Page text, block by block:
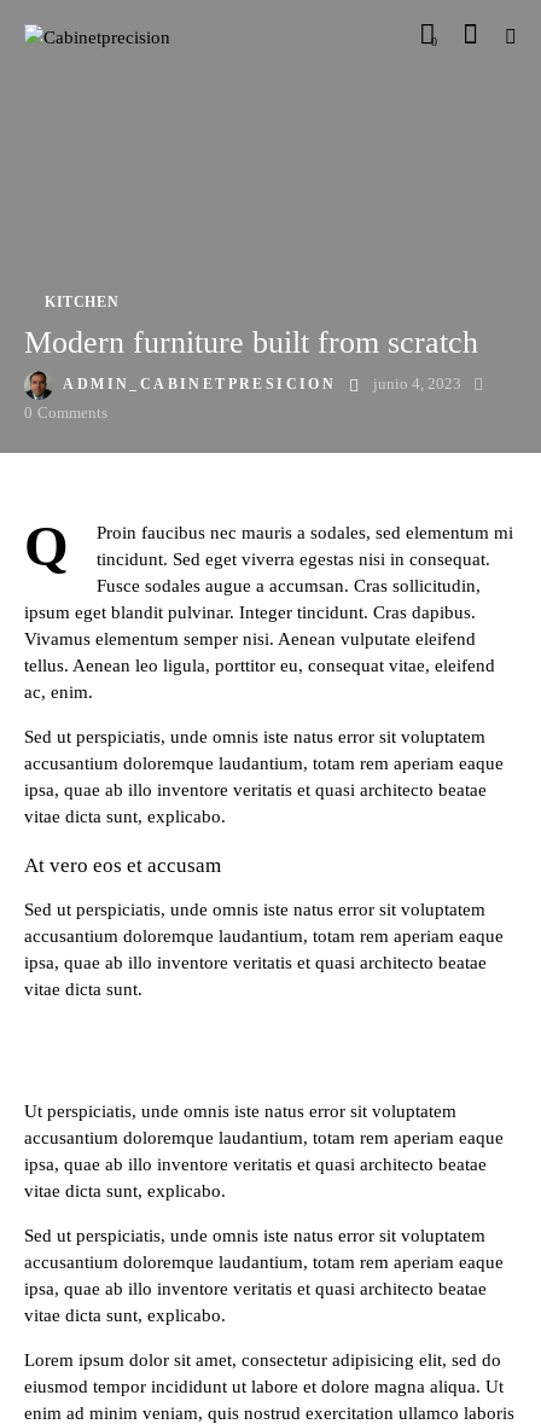
0
KITCHEN
Modern furniture built from scratch
ADMIN_CABINETPRESICION
junio 4, 2023
0 Comments
Q
Proin faucibus nec mauris a sodales, sed elementum mi
tincidunt. Sed eget viverra egestas nisi in consequat.
Fusce sodales augue a accumsan. Cras sollicitudin,
ipsum eget blandit pulvinar. Integer tincidunt. Cras dapibus.
Vivamus elementum semper nisi. Aenean vulputate eleifend
tellus. Aenean leo ligula, porttitor eu, consequat vitae, eleifend
ac, enim.
Sed ut perspiciatis, unde omnis iste natus error sit voluptatem
accusantium doloremque laudantium, totam rem aperiam eaque
ipsa, quae ab illo inventore veritatis et quasi architecto beatae
vitae dicta sunt, explicabo.
At vero eos et accusam
Sed ut perspiciatis, unde omnis iste natus error sit voluptatem
accusantium doloremque laudantium, totam rem aperiam eaque
ipsa, quae ab illo inventore veritatis et quasi architecto beatae
vitae dicta sunt.
Ut perspiciatis, unde omnis iste natus error sit voluptatem
accusantium doloremque laudantium, totam rem aperiam eaque
ipsa, quae ab illo inventore veritatis et quasi architecto beatae
vitae dicta sunt, explicabo.
Sed ut perspiciatis, unde omnis iste natus error sit voluptatem
accusantium doloremque laudantium, totam rem aperiam eaque
ipsa, quae ab illo inventore veritatis et quasi architecto beatae
vitae dicta sunt, explicabo.
Lorem ipsum dolor sit amet, consectetur adipisicing elit, sed do
eiusmod tempor incididunt ut labore et dolore magna aliqua. Ut
enim ad minim veniam, quis nostrud exercitation ullamco laboris